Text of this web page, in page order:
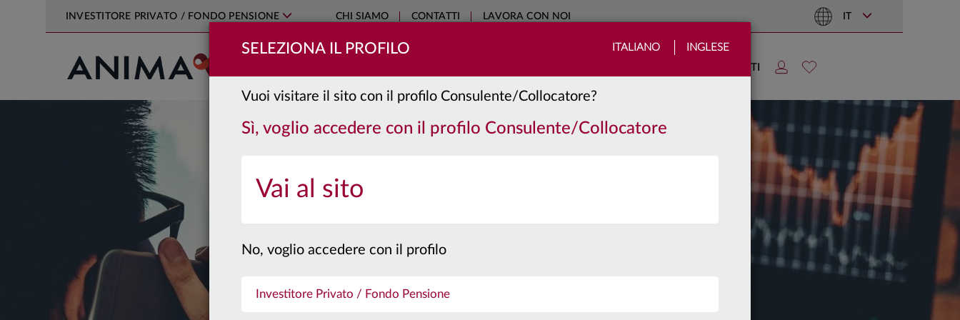
SELEZIONA IL PROFILO ITALIANO INGLESE
Vuoi visitare il sito con il profilo Consulente/Collocatore?
Sì, voglio accedere con il profilo Consulente/Collocatore
Vai al sito
No, voglio accedere con il profilo
Investitore Privato / Fondo Pensione
INVESTITORE PRIVATO / FONDO PENSIONE CHI SIAMO CONTATTI LAVORA CON NOI
AREA CLIENTI